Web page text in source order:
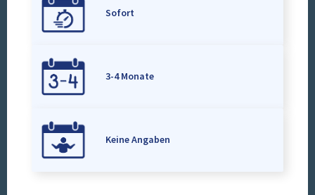
Sofort
3-4 Monate
Keine Angaben